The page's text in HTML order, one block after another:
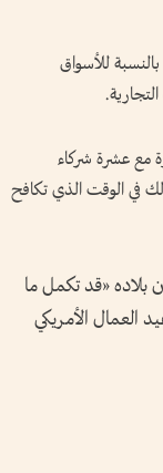
للأسواق
مع عشرة شركاء
في الوقت الذي تكافح
بلاده «قد تكمل ما
العمال الأمريكي